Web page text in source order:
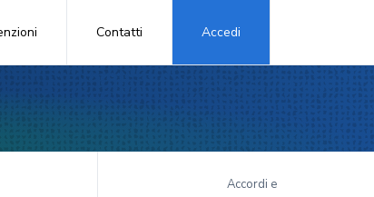
Contatti Accedi
Accordi e